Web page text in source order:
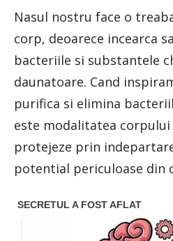
Nasul nostru face o
corp, deoarece incearca
bacteriile si substantele
daunatoare. Cand
purifica si elimina
este modalitatea corpului
protejeze prin
potential periculoase din